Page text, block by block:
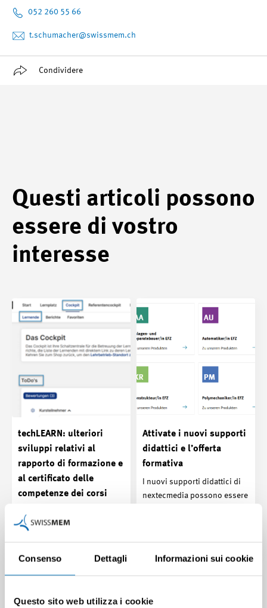
Consenso Dettagli Informazioni sui cookie
Questo sito web utilizza i cookie
052 260 55 66
t.schumacher@swissmem.ch
Condividere
Questi articoli possono
essere di vostro
interesse
techLEARN: ulteriori
sviluppi relativi al
rapporto di formazione e
al certificato delle
competenze dei corsi
Sin dal suo lancio, i vostri
apprendimento techLEARN
Attivate i nuovi supporti
didattici e l’offerta
formativa
I nuovi supporti didattici di
nextecmedia possono essere